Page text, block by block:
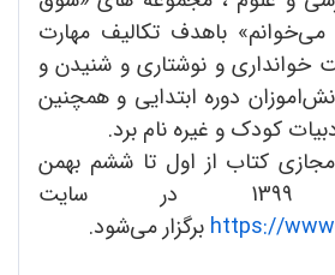
باهدف تکالیف مهارت
خوانداری و نوشتاری و شنیدن و
دوره ابتدایی و همچنین
کودک و غیره نام برد.
کتاب از اول تا ششم بهمن
https:// برگزار می‌شود.